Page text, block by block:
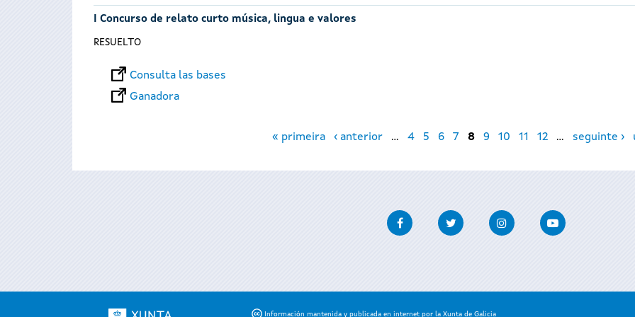
I Concurso de relato curto música, lingua e valores
RESUELTO
Consulta las bases
Ganadora
« primeira ‹ anterior … 4 5 6 7 8 9 10 11 12 … seguinte ›
FacebookTwitter InstagramYoutube
Información mantenida y publicada en internet por la Xunta de Galicia